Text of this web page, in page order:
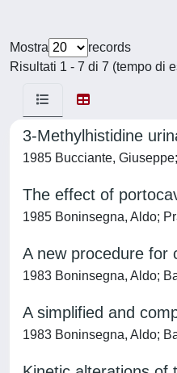
Mostra
records
Risultati 1 - 7 di 7 (tempo di
3-Methylhistidine
1985 Bucciante,
The effect of
1985 Boninsegna, Aldo;
A new procedure for
1983 Boninsegna, Aldo;
A simplified and
1983 Boninsegna, Aldo;